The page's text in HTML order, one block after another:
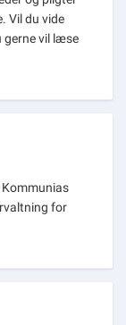
Vil du vide
gerne vil læse
for